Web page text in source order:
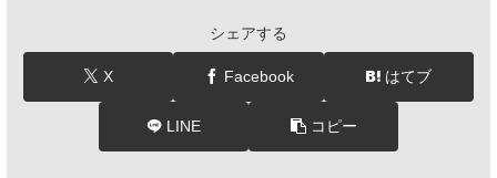
シェアする
X Facebook はてブ
LINE コピー